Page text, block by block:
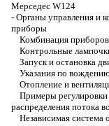
Мерседес W124
- Органы управления и
приборы
Комбинация приборов
Контрольные
Запуск и остановка
Указания по
Отопление и
Примеры
распределения потока
Независимая система